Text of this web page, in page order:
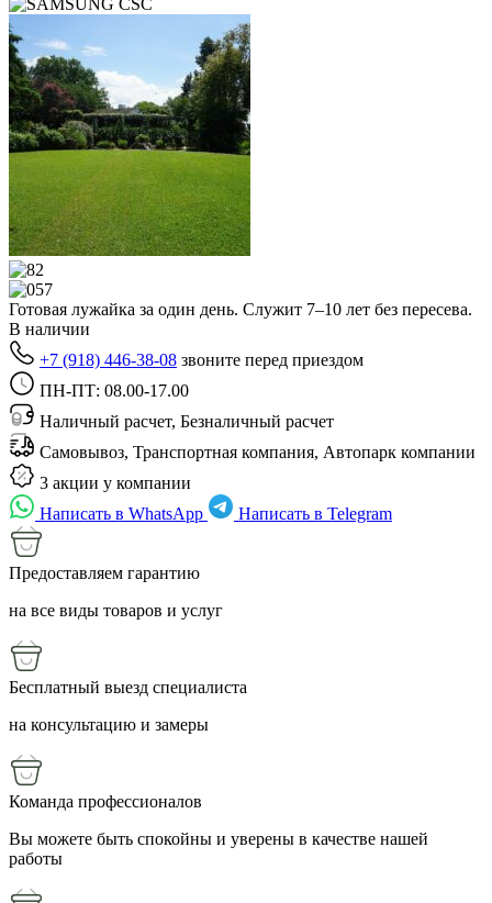
Готовая лужайка за один день. Служит 7–10 лет без пересева.
В наличии
+7 (918) 446-38-08 звоните перед приездом
ПН-ПТ: 08.00-17.00
Наличный расчет, Безналичный расчет
Самовывоз, Транспортная компания, Автопарк компании
3 акции у компании
Написать в WhatsApp
Написать в Telegram
Предоставляем гарантию
на все виды товаров и услуг
Бесплатный выезд специалиста
на консультацию и замеры
Команда профессионалов
Вы можете быть спокойны и уверены в качестве нашей
работы